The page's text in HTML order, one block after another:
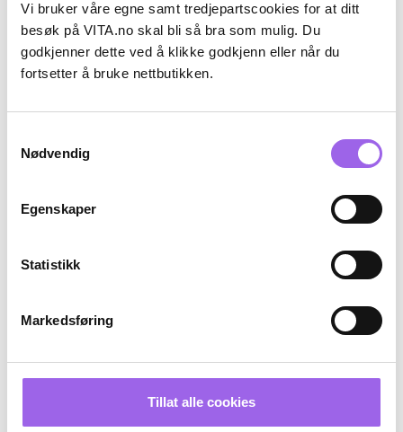
Vi bruker våre egne samt tredjepartscookies for at ditt
besøk på VITA.no skal bli så bra som mulig. Du
godkjenner dette ved å klikke godkjenn eller når du
fortsetter å bruke nettbutikken.
Nødvendig
Egenskaper
Statistikk
Markedsføring
Tillat alle cookies
Ralph Lauren
Ralph Lauren Big Pony Pink Edt
Karakter:
(6)
4.5 av 5 mulige
Ralph Lauren
Ralph Lauren Big Pony Women
Luxury